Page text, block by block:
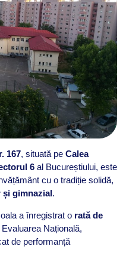
167, situată pe Calea
6al Bucureștiului, este
cu o tradiție solidă,
și gimnazial.
a înregistrat o rată de
Națională,
de performanță